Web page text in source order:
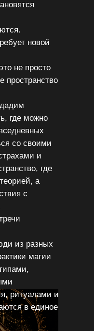
новой
не просто
пространство
где можно
со своими
и
где
а
с
из разных
магии
ритуалами и
в единое